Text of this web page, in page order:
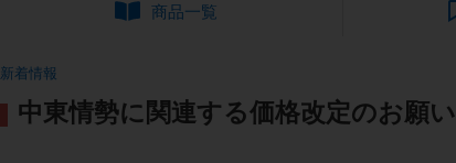
商品一覧
新着情報
中東情勢に関連する価格改定のお願い